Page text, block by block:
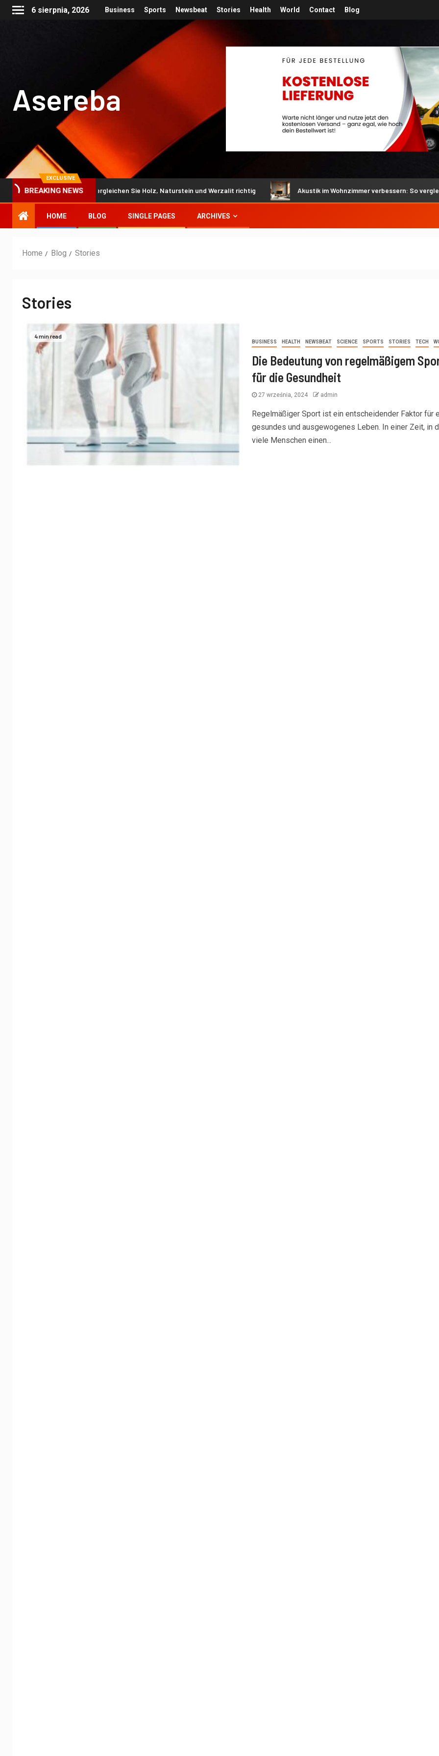
6 sierpnia, 2026 Business Sports Newsbeat Stories Health World Contact Blog
Asereba
EXCLUSIVE
BREAKING NEWS
erneuern: So vergleichen Sie Holz, Naturstein und Werzalit richtig Akustik im Wohnzimmer verbessern: So vergleichen
HOME BLOG SINGLE PAGES ARCHIVES
Home Blog Stories
Stories
4 min read
BUSINESS HEALTH NEWSBEAT SCIENCE SPORTS STORIES TECH
Die Bedeutung von regelmäßigem
für die Gesundheit
27 września, 2024 admin
Regelmäßiger Sport ist ein entscheidender Faktor für
gesundes und ausgewogenes Leben. In einer Zeit, in
viele Menschen einen...